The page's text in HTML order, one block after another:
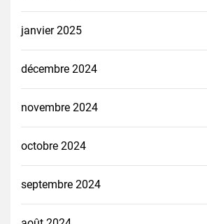
janvier 2025
décembre 2024
novembre 2024
octobre 2024
septembre 2024